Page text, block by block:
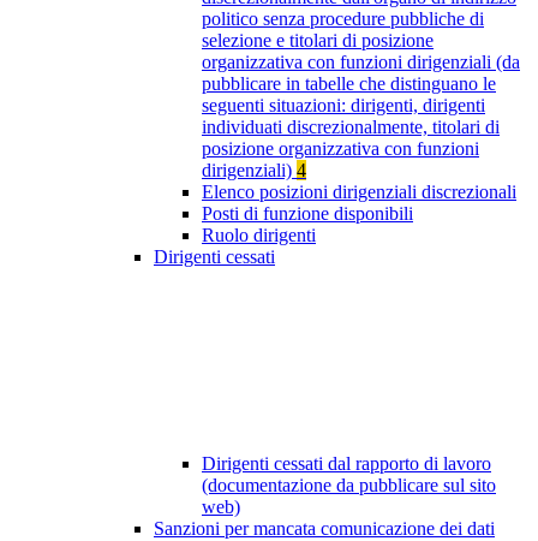
politico senza procedure pubbliche di
selezione e titolari di posizione
organizzativa con funzioni dirigenziali (da
pubblicare in tabelle che distinguano le
seguenti situazioni: dirigenti, dirigenti
individuati discrezionalmente, titolari di
posizione organizzativa con funzioni
dirigenziali) 4
Elenco posizioni dirigenziali discrezionali
Posti di funzione disponibili
Ruolo dirigenti
Dirigenti cessati
Dirigenti cessati dal rapporto di lavoro
(documentazione da pubblicare sul sito
web)
Sanzioni per mancata comunicazione dei dati